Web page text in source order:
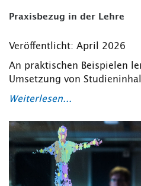
Praxisbezug in der Lehre
Veröffentlicht: April 2026
An praktischen Beispielen
Umsetzung von
Weiterlesen...